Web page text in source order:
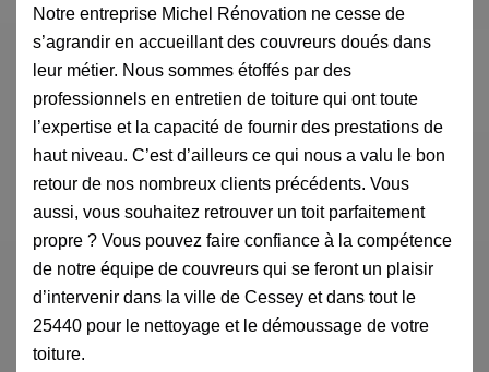
Notre entreprise Michel Rénovation ne cesse de
s’agrandir en accueillant des couvreurs doués dans
leur métier. Nous sommes étoffés par des
professionnels en entretien de toiture qui ont toute
l’expertise et la capacité de fournir des prestations de
haut niveau. C’est d’ailleurs ce qui nous a valu le bon
retour de nos nombreux clients précédents. Vous
aussi, vous souhaitez retrouver un toit parfaitement
propre ? Vous pouvez faire confiance à la compétence
de notre équipe de couvreurs qui se feront un plaisir
d’intervenir dans la ville de Cessey et dans tout le
25440 pour le nettoyage et le démoussage de votre
toiture.